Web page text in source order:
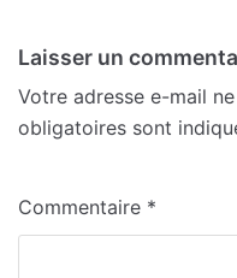
Laisser un
Votre adresse e-mail
obligatoires sont
Commentaire *